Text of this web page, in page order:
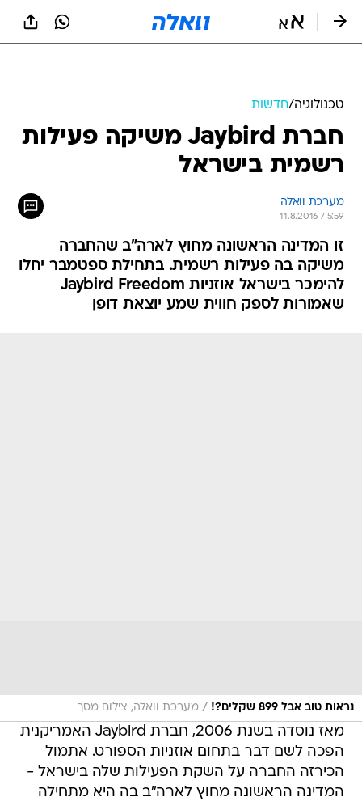
טכנולוגיה/חדשות
חברת Jaybird משיקה פעילות
רשמית בישראל
מערכת וואלה
11.8.2016 / 5:59
זו המדינה הראשונה מחוץ לארה"ב שהחברה
משיקה בה פעילות רשמית. בתחילת ספטמבר יחלו
להימכר בישראל אוזניות Jaybird Freedom
שאמורות לספק חווית שמע יוצאת דופן
נראות טוב אבל 899 שקלים?! / מערכת וואלה, צילום מסך
מאז נוסדה בשנת 2006, חברת Jaybird האמריקנית
הפכה לשם דבר בתחום אוזניות הספורט. אתמול
הכירזה החברה על השקת הפעילות שלה בישראל -
המדינה הראשונה מחוץ לארה"ב בה היא מתחילה